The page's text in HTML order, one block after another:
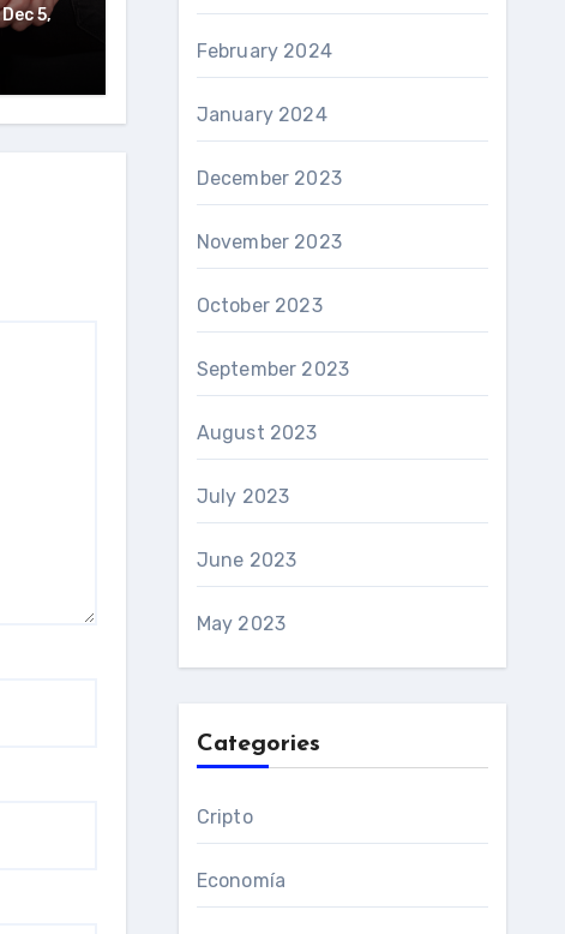
Dec 5,
February 2024
January 2024
December 2023
November 2023
October 2023
September 2023
August 2023
July 2023
June 2023
May 2023
Categories
Cripto
Economía